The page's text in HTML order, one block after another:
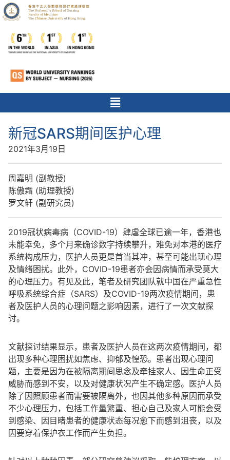
新冠SARS期间医护心理
2021年3月19日
周嘉明 (副教授)
陈傲霜 (助理教授)
罗文轩 (副研究员)
2019冠状病毒病（COVID-19）肆虐全球已逾一年，香港也
未能幸免，多个月来确诊数字持续攀升，难免对本港的医疗
系统构成压力，医护人员更是首当其冲，甚至可能出现心理
及情绪困扰。此外，COVID-19患者亦会因病情而承受莫大
的心理压力。有见及此，笔者及研究团队就中国在严重急性
呼吸系统综合症（SARS）及COVID-19两次疫情期间，患
者及医护人员的心理问题之影响因素，进行了一次文献探
讨。
文献探讨结果显示，患者及医护人员在这两次疫情期间，都
出现多种心理困扰如焦虑、抑郁及惶恐。患者出现心理问
题，主要是因为在被隔离期间思念及牵挂家人、因生命正受
威胁而感到不安，以及对健康状况产生不确定感。医护人员
除了因照顾患者而需要被隔离外，也因其他多种原因而承受
不少心理压力，包括工作量繁重、担心自己及家人可能会受
到感染、因目睹患者的健康状态每况愈下而感到沮丧，以及
因要穿着保护衣工作而产生负担。